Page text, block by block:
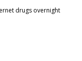
drugs overnight